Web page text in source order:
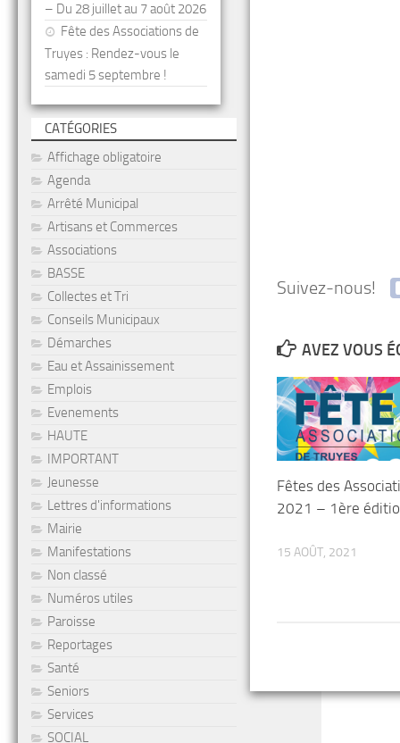
Suivez-nous!
AVEZ VOUS
Fêtes des
2021 – 1ère
15 AOÛT, 2021
– Du 28 juillet au 7 août 2026
Fête des Associations de
Truyes : Rendez-vous le
samedi 5 septembre !
CATÉGORIES
Affichage obligatoire
Agenda
Arrêté Municipal
Artisans et Commerces
Associations
BASSE
Collectes et Tri
Conseils Municipaux
Démarches
Eau et Assainissement
Emplois
Evenements
HAUTE
IMPORTANT
Jeunesse
Lettres d'informations
Mairie
Manifestations
Non classé
Numéros utiles
Paroisse
Reportages
Santé
Seniors
Services
SOCIAL